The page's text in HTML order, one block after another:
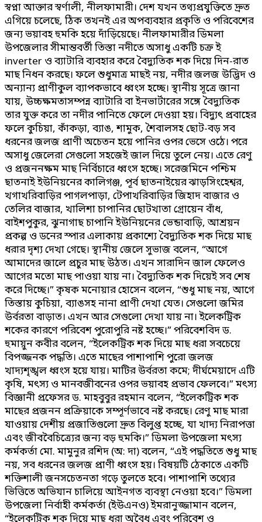
স্বপ্না আক্তার স্বর্ণালী, নীলফামারী। দেশ যখন তথ্যপ্রযুক্তিতে দ্রুত
এগিয়ে চলেছে, ঠিক তখনই এর অপব্যবহার প্রকৃতি ও পরিবেশের
জন্য ভয়াবহ হুমকি হয়ে দাঁড়িয়েছে। নীলফামারীর ডিমলা
উপজেলার সীমান্তবর্তী তিস্তা নদীতে অসাধু একটি চক্র ই
inverter ও ব্যাটারি ব্যবহার করে বৈদ্যুতিক শক দিয়ে দিন-রাত
মাছ নিধন করছে। ফলে শুধুমাত্র মাছই নয়, নদীর জলজ উদ্ভিদ ও
অন্যান্য প্রাণীকুল ব্যাপকভাবে ধ্বংস হচ্ছে। স্থানীয় সূত্রে জানা
যায়, উচ্চক্ষমতাসম্পন্ন ব্যাটারি বা ইনভার্টারের সঙ্গে বৈদ্যুতিক
তার যুক্ত করে তা নদীর পানিতে ফেলে দেওয়া হয়। বিদ্যুৎ প্রবাহের
ফলে কুচিয়া, কাঁকড়া, ব্যাঙ, শামুক, শৈবালসহ ছোট-বড় সব
ধরনের জলজ প্রাণী অচেতন হয়ে পানির ওপর ভেসে ওঠে। পরে
অসাধু জেলেরা সেগুলো সহজেই জাল দিয়ে তুলে নেয়। এতে রেণু
ও প্রজননক্ষম মাছ নির্বিচারে ধ্বংস হচ্ছে। সরেজমিনে পশ্চিম
ছাতনাই ইউনিয়নের কালিগঞ্জ, পূর্ব ছাতনাইয়ের ঝাড়সিংহেশ্বর,
খগাখরিবাড়ির পাগলপাড়া, টেপাখরিবাড়ির জিহাদ বাজার ও
তেলির বাজার, খালিশা চাপানির ছোটখাতা গ্রোয়েন বাঁধ,
বাইশপুকুর, ঝুনাগাছ চাপানি ইউনিয়নের ভেন্ডাবাড়ি, আশ্রয়ন
প্রকল্প ও ডনের স্পার এলাকায় প্রকাশ্যে বৈদ্যুতিক শক দিয়ে মাছ
ধরার দৃশ্য দেখা গেছে। স্থানীয় জেলে সুভাজ বলেন, “আগে
আমাদের জালে প্রচুর মাছ উঠত। এখন সারাদিন জাল ফেলেও
আগের মতো মাছ পাওয়া যায় না। বৈদ্যুতিক শক দিয়েই সব শেষ
করে দিচ্ছে।” কৃষক মনোয়ার হোসেন বলেন, “শুধু মাছ নয়, আগে
তিস্তায় কুচিয়া, ব্যাঙসহ নানা প্রাণী দেখা যেত। সেগুলো জমির
উর্বরতা বাড়াত। এখন আর সেগুলো দেখা যায় না। ইলেকট্রিক
শকের কারণে পরিবেশ পুরোপুরি নষ্ট হচ্ছে।” পরিবেশবিদ ড.
হুমায়ুন কবীর বলেন, “ইলেকট্রিক শক দিয়ে মাছ ধরা সবচেয়ে
বিপজ্জনক পদ্ধতি। এতে মাছের পাশাপাশি পুরো জলজ
খাদ্যশৃঙ্খল ধ্বংস হয়ে যায়। মাটির উর্বরতা কমে; দীর্ঘমেয়াদে এটি
কৃষি, মৎস্য ও মানবজীবনের ওপর ভয়াবহ প্রভাব ফেলবে।” মৎস্য
বিজ্ঞানী প্রফেসর ড. মাহবুবুর রহমান বলেন, “ইলেকট্রিক শক
মাছের প্রজনন প্রক্রিয়াকে সম্পূর্ণভাবে নষ্ট করছে। রেণু মাছ মারা
যাওয়ায় দেশীয় প্রজাতিগুলো দ্রুত বিলুপ্ত হচ্ছে, যা খাদ্য নিরাপত্তা
এবং জীববৈচিত্র্যের জন্য বড় হুমকি।” ডিমলা উপজেলা মৎস্য
কর্মকর্তা মো. মামুনুর রশিদ (অ: দা) বলেন, “এই পদ্ধতিতে শুধু মাছ
নয়, সব ধরনের জলজ প্রাণী ধ্বংস হয়। বিষয়টি ঠেকাতে একটি
শক্তিশালী জনসচেতনতা গড়ে তুলতে হবে। পাশাপাশি তথ্যের
ভিত্তিতে অভিযান চালিয়ে আইনগত ব্যবস্থা নেওয়া হবে।” ডিমলা
উপজেলা নির্বাহী কর্মকর্তা (ইউএনও) ইমরানুজ্জামান বলেন,
“ইলেকট্রিক শক দিয়ে মাছ ধরা অবৈধ এবং পরিবেশ ও